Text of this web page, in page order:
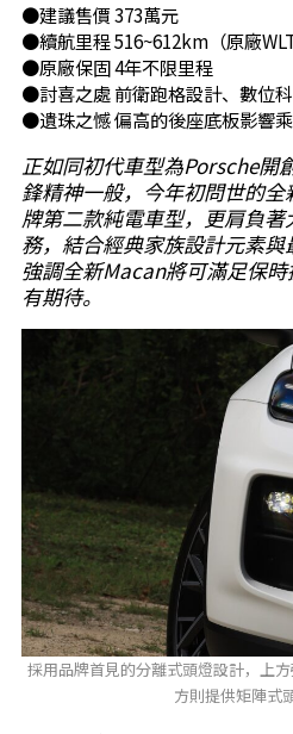
●建議售價 373萬元
●續航里程 516~612km（原廠
●原廠保固 4年不限里程
●討喜之處 前衛跑格設計、數位
●遺珠之憾 偏高的後座底板影響
正如同初代車型為Porsche開
鋒精神一般，今年初問世的
牌第二款純電車型，更肩負
務，結合經典家族設計元素
強調全新Macan將可滿足保
有期待。
採用品牌首見的分離式頭燈設計，上
方則提供矩陣式